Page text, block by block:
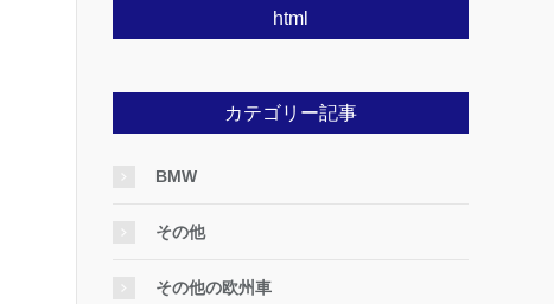
html
カテゴリー記事
BMW
その他
その他の欧州車